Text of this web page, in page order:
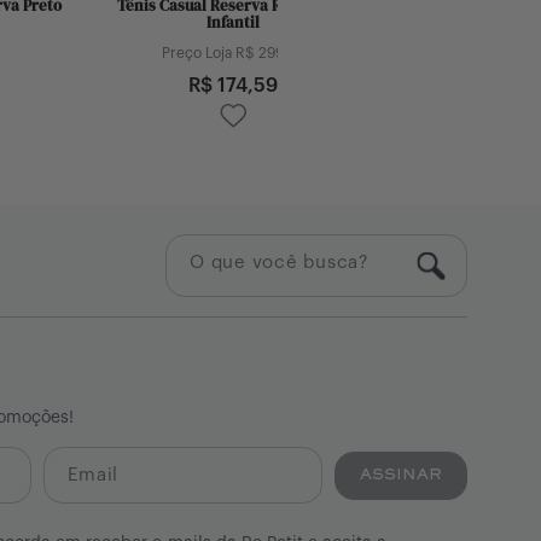
Preto
Tênis Casual Reserva Rosa Claro
Infantil
Preço Loja R$ 299,00
R$ 174,59
ASSINAR